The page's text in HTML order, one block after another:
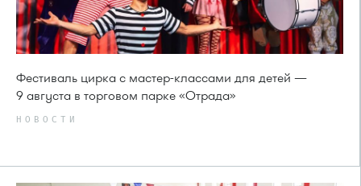
Фестиваль цирка с мастер-классами для детей —
9 августа в торговом парке «Отрада»
НОВОСТИ